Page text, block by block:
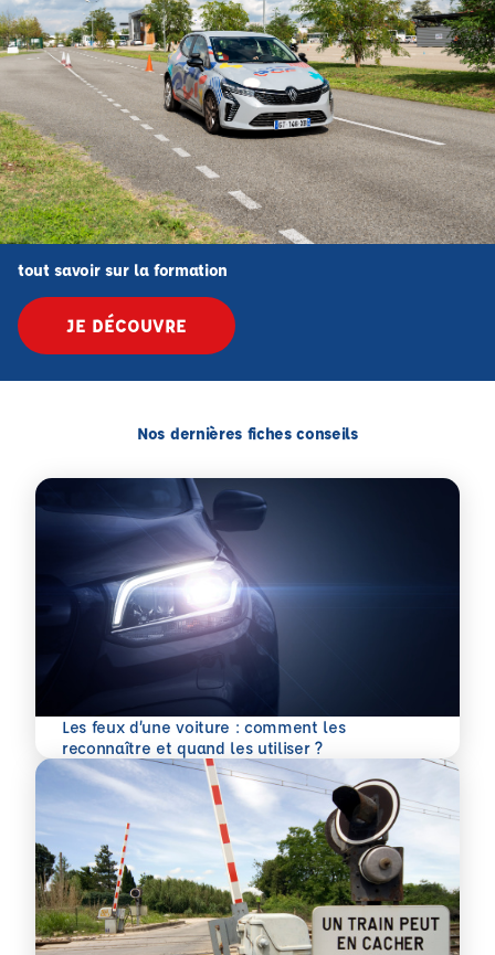
tout savoir sur la formation
JE DÉCOUVRE
Nos dernières fiches conseils
Les feux d’une voiture : comment les
reconnaître et quand les utiliser ?
En savoir plus